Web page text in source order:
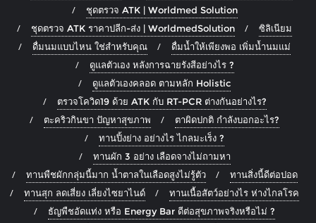
ชุดตรวจ ATK | Worldmed Solution
ชุดตรวจ ATK ราคาปลีก-ส่ง | WorldmedSolution
ซิลิเนียม
ดื่มนมแบบไหน ใช่สำหรับคุณ
ดื่มน้ำให้เพียงพอ เพิ่มน้ำนมแม่
ดูแลตัวเอง หลังการฉายรังสีอย่างไร ?
ดูแลตัวเองคลอด ตามหลัก Holistic
ตรวจโควิด19 ด้วย ATK กับ RT-PCR ต่างกันอย่างไร?
ตะคริวกินขา ปัญหาสุขภาพ
ตาผิดปกติ กำลังบอกอะไร?
ทานปิ้งย่าง อย่างไร ไกลมะเร็ง ?
ทานผัก 3 อย่าง เลือดจางไม่ถามหา
ทานพืชผักกลุ่มนี้มาก น้ำตาลในเลือดสูงไม่รู้ตัว
ทานสิ่งนี้ดีต่อปอด
ทานสุก ลดเสี่ยง เลี่ยงไซยาไนด์
ทานเนื้อสัตว์อย่างไร ห่างไกลโรค
ธัญพืชอัดแท่ง หรือ Energy Bar ดีต่อสุขภาพจริงหรือไม่ ?